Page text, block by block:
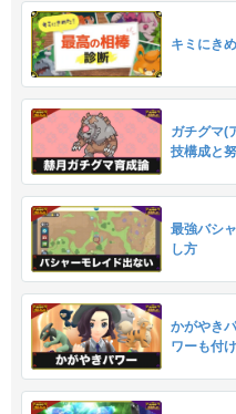
キミにき
ガチグマ(
技構成と
最強バシ
し方
かがやき
ワーも付